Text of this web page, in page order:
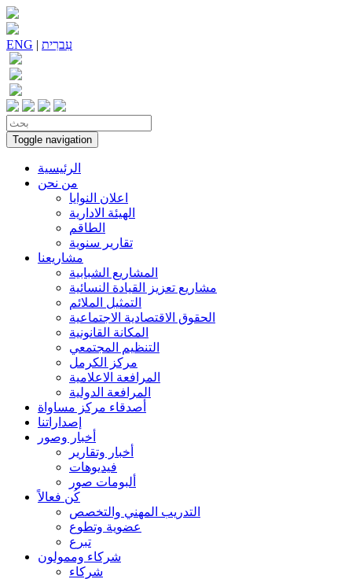
ENG | עִברִית
Toggle navigation
الرئيسية
من نحن
اعلان النوايا
الهيئة الادارية
الطاقم
تقارير سنوية
مشاريعنا
المشاريع الشبابية
مشاريع تعزيز القيادة النسائية
التمثيل الملائم
الحقوق الاقتصادية الاجتماعية
المكانة القانونية
التنظيم المجتمعي
مركز الكرمل
المرافعة الاعلامية
المرافعة الدولية
أصدقاء مركز مساواة
إصداراتنا
أخبار وصور
أخبار وتقارير
فيديوهات
ألبومات صور
كُن فعالاً
التدريب المهني والتخصص
عضوية وتطوع
تبرع
شركاء وممولون
شركاء